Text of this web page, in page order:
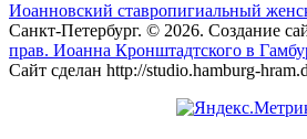
Иоанновский ставропигиальный
Санкт-Петербург. © 2026. Создание
прав. Иоанна Кронштадтского в
Сайт сделан http://studio.hamburg-